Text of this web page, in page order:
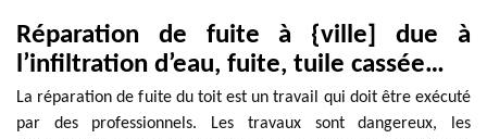
Réparation de fuite à {ville] due à
l’infiltration d’eau, fuite, tuile cassée…
La réparation de fuite du toit est un travail qui doit être exécuté
par des professionnels. Les travaux sont dangereux, les